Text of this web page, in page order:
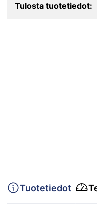
Tulosta tuotetiedot:
Tuotetiedot